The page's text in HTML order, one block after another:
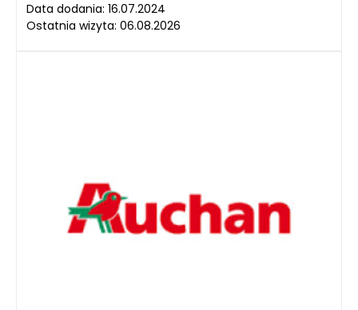
Data dodania: 16.07.2024
Ostatnia wizyta: 06.08.2026